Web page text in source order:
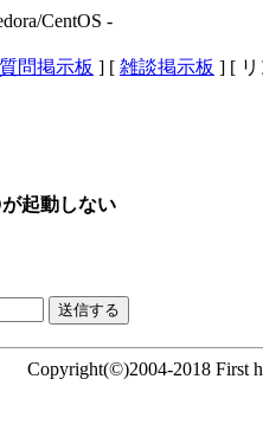
CentOS -
質問掲示板 ] [ 雑談掲示板 ] [
起動しない
Copyright(©)2004-2018 First